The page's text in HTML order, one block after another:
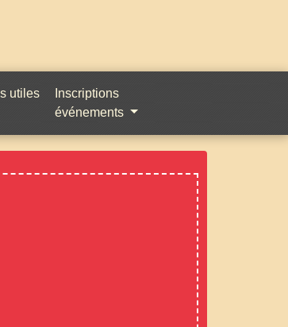
utiles
Inscriptions
événements